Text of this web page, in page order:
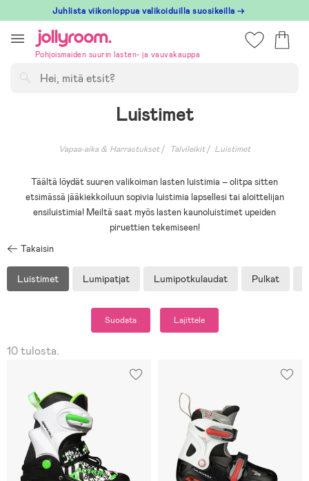
till
innehållet
Juhlista viikonloppua valikoiduilla suosikeilla →
Pohjoismaiden suurin lasten- ja vauvakauppa
Luistimet
Vapaa-aika & Harrastukset Talvileikit Luistimet
Täältä löydät suuren valikoiman lasten luistimia – olitpa sitten
etsimässä jääkiekkoiluun sopivia luistimia lapsellesi tai aloittelijan
ensiluistimia! Meiltä saat myös lasten kaunoluistimet upeiden
piruettien tekemiseen!
Takaisin
Luistimet Lumipatjat Lumipotkulaudat Pulkat
Suodata Lajittele
10 tulosta.